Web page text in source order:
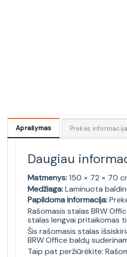
Aprašymas Prekės informacija
Daugiau
Matmenys:150 × 72 × 70
Medžiaga:Laminuota
Papildoma informacija:
Rašomasis stalas BRW
stalas lengvai pritaikomas
Šis rašomasis stalas
BRW Office baldų
Taip pat peržiūrėkite: